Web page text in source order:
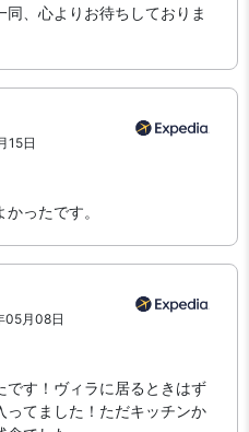
、心よりお待ちしておりま
15日
ったです。
05月08日
です！ヴィラに居るときはず
ってました！ただキッチンか